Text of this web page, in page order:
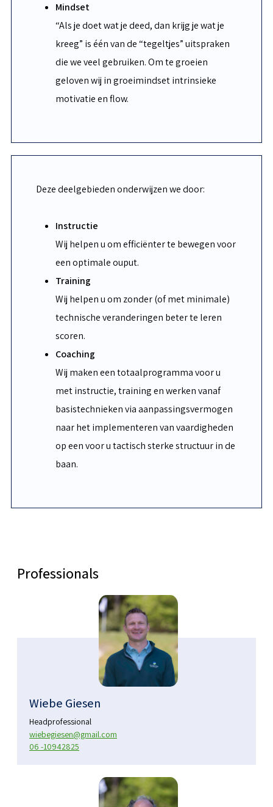
Mindset
“Als je doet wat je deed, dan krijg je wat je
kreeg” is één van de “tegeltjes” uitspraken
die we veel gebruiken. Om te groeien
geloven wij in groeimindset intrinsieke
motivatie en flow.
Deze deelgebieden onderwijzen we door:
Instructie
Wij helpen u om efficiënter te bewegen voor
een optimale ouput.
Training
Wij helpen u om zonder (of met minimale)
technische veranderingen beter te leren
scoren.
Coaching
Wij maken een totaalprogramma voor u
met instructie, training en werken vanaf
basistechnieken via aanpassingsvermogen
naar het implementeren van vaardigheden
op een voor u tactisch sterke structuur in de
baan.
Professionals
Wiebe Giesen
Headprofessional
wiebegiesen@gmail.com
06 -10942825